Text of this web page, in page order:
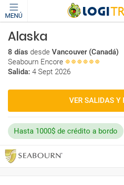
MENÚ
Alaska
8 días desde Vancouver (Canadá)
Seabourn Encore
Salida: 4 Sept 2026
VER SALIDAS Y
Hasta 1000$ de crédito a bordo